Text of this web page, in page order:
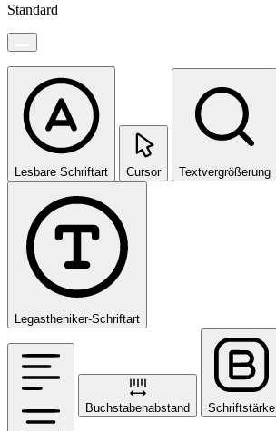
Standard
Lesbare Schriftart Cursor Textvergrößerung
Legastheniker-Schriftart
Buchstabenabstand Schriftstärke